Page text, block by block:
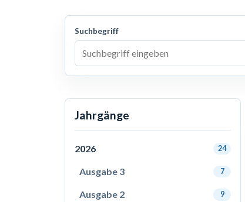
Suchbegriff
Jahrgänge
2026 24
Ausgabe 3 7
Ausgabe 2 9